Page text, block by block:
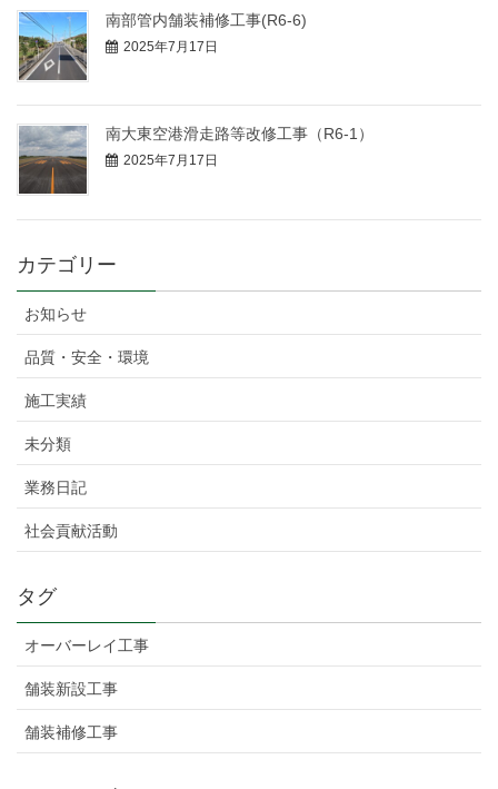
南部管内舗装補修工事(R6-6)
2025年7月17日
南大東空港滑走路等改修工事（R6-1）
2025年7月17日
カテゴリー
お知らせ
品質・安全・環境
施工実績
未分類
業務日記
社会貢献活動
タグ
オーバーレイ工事
舗装新設工事
舗装補修工事